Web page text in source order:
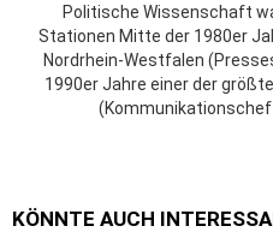
Politische Wissenschaft
Stationen Mitte der 1980er
Nordrhein-Westfalen
1990er Jahre einer der
(Kommunikationschef
KÖNNTE AUCH